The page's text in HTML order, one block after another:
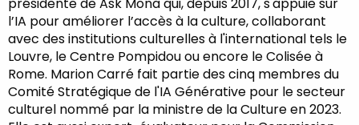
l’IA pour améliorer l’accès à la culture, collaborant
avec des institutions culturelles à l'international tels le
Louvre, le Centre Pompidou ou encore le Colisée à
Rome. Marion Carré fait partie des cinq membres du
Comité Stratégique de l'IA Générative pour le secteur
culturel nommé par la ministre de la Culture en 2023.